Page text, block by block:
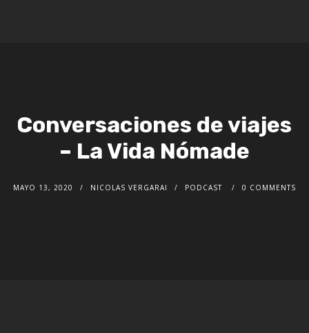
Conversaciones de viajes
– La Vida Nómade
MAYO 13, 2020 NICOLAS VERGARAI PODCAST 0 COMMENTS